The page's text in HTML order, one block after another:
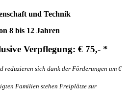
und Technik
8 bis 12 Jahren
Verpflegung: € 75,- *
reduzieren sich dank der Förderungen um €
Familien stehen Freiplätze zur